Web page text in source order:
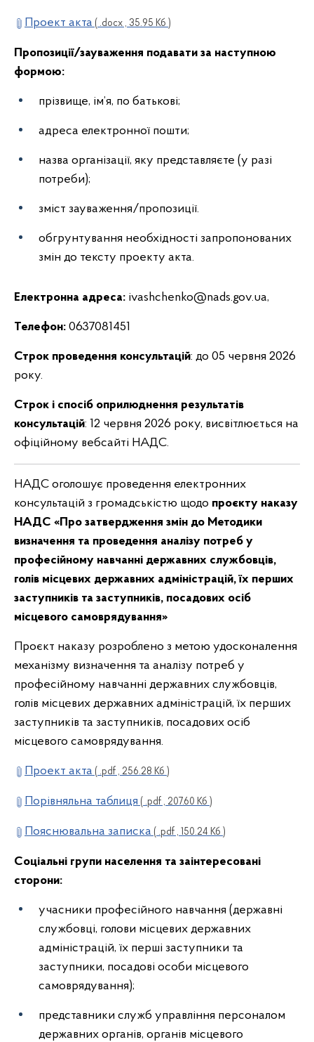
Проект акта ( .docx , 35.95 Кб )
Пропозиції/зауваження подавати за наступною
формою:
прізвище, ім’я, по батькові;
адреса електронної пошти;
назва організації, яку представляєте (у разі
потреби);
зміст зауваження/пропозиції.
обгрунтування необхідності запропонованих
змін до тексту проекту акта.
Електронна адреса: ivashchenko@nads.gov.ua,
Телефон: 0637081451
Строк проведення консультацій: до 05 червня 2026
року.
Строк і спосіб оприлюднення результатів
консультацій: 12 червня 2026 року, висвітлюється на
офіційному вебсайті НАДС.
НАДС оголошує проведення електронних
консультацій з громадськістю щодо проєкту наказу
НАДС «Про затвердження змін до Методики
визначення та проведення аналізу потреб у
професійному навчанні державних службовців,
голів місцевих державних адміністрацій, їх перших
заступників та заступників, посадових осіб
місцевого самоврядування»
Проєкт наказу розроблено з метою удосконалення
механізму визначення та аналізу потреб у
професійному навчанні державних службовців,
голів місцевих державних адміністрацій, їх перших
заступників та заступників, посадових осіб
місцевого самоврядування.
Проект акта ( .pdf , 256.28 Кб )
Порівняльна таблиця ( .pdf , 207.60 Кб )
Пояснювальна записка ( .pdf , 150.24 Кб )
Соціальні групи населення та заінтересовані
сторони:
учасники професійного навчання (державні
службовці, голови місцевих державних
адміністрацій, їх перші заступники та
заступники, посадові особи місцевого
самоврядування);
представники служб управління персоналом
державних органів, органів місцевого